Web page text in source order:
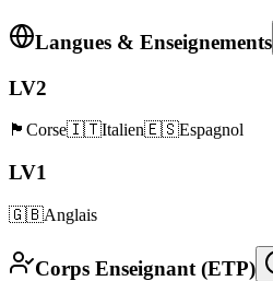
Langues & Enseignements
LV2
🏴 Corse🇮🇹Italien🇪🇸Espagnol
LV1
🇬🇧Anglais
Corps Enseignant (ETP)